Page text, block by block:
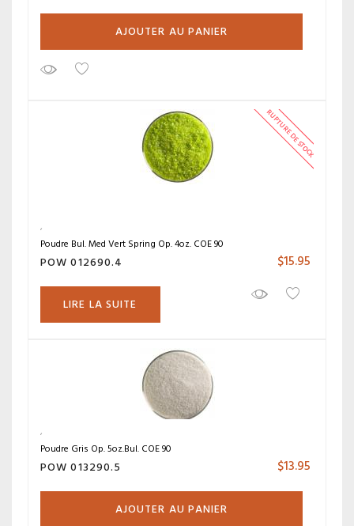
AJOUTER AU PANIER
RUPTURE DE STOCK
Poudre Bul. Med Vert Spring Op. 4oz. COE 90
POW 012690.4 $15.95
LIRE LA SUITE
Poudre Gris Op. 5oz.Bul. COE 90
POW 013290.5 $13.95
AJOUTER AU PANIER